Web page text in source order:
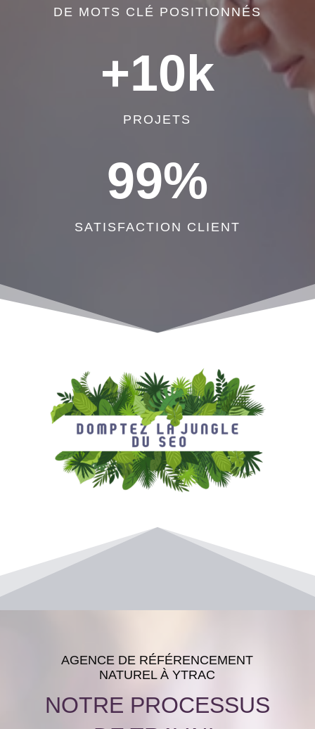
DE MOTS CLÉ POSITIONNÉS
+10k
PROJETS
99%
SATISFACTION CLIENT
AGENCE DE RÉFÉRENCEMENT
NATUREL À YTRAC
NOTRE PROCESSUS